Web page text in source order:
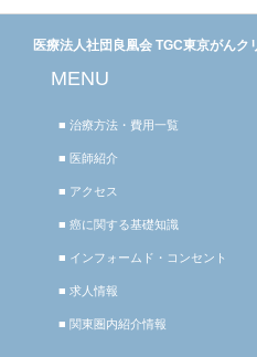
医療法人社団良凰会 TGC東京がんク
MENU
■ 治療方法・費用一覧
■ 医師紹介
■ アクセス
■ 癌に関する基礎知識
■ インフォームド・コンセント
■ 求人情報
■ 関東圏内紹介情報